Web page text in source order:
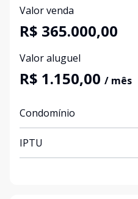
Valor venda
R$ 365.000,00
Valor aluguel
R$ 1.150,00 / mês
Condomínio
IPTU